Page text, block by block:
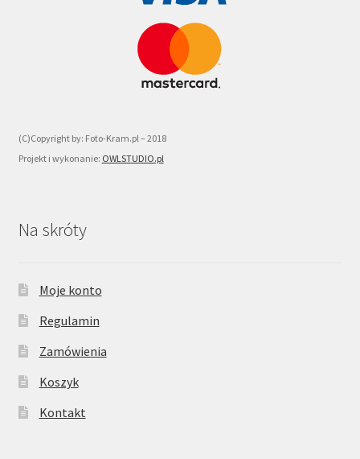
(C)Copyright by: Foto-Kram.pl – 2018
Projekt i wykonanie: OWLSTUDIO.pl
Na skróty
Moje konto
Regulamin
Zamówienia
Koszyk
Kontakt